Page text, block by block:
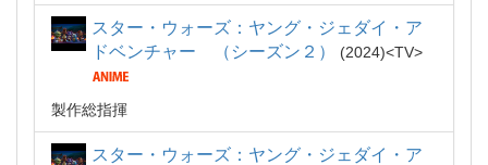
スター・ウォーズ：ヤング・ジェダイ・ア
ドベンチャー （シーズン２）
2024 TV
製作総指揮
スター・ウォーズ：ヤング・ジェダイ・ア